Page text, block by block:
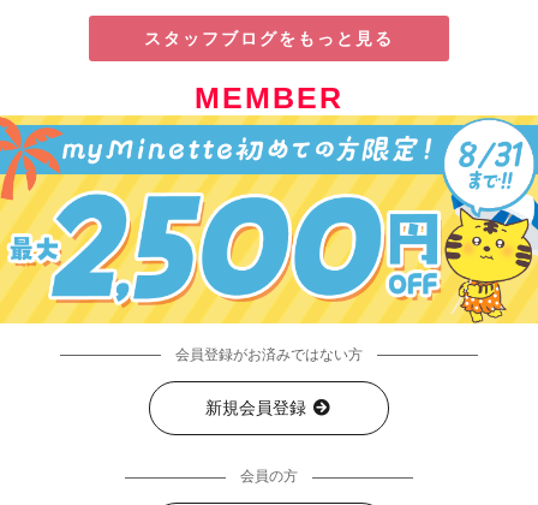
スタッフブログをもっと見る
MEMBER
会員登録がお済みではない方
新規会員登録
会員の方